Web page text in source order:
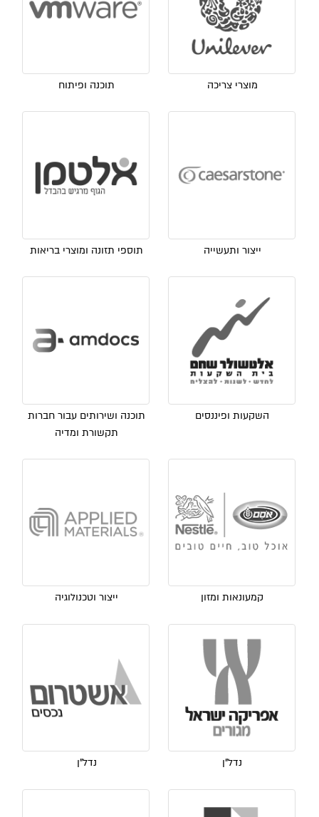
מוצרי צריכה תוכנה ופיתוח
ייצור ותעשייה תוספי תזונה ומוצרי בריאות
השקעות ופיננסים
תוכנה ושירותים עבור חברות
תקשורת ומדיה
קמעונאות ומזון ייצור וטכנולוגיה
נדל"ן נדל"ן